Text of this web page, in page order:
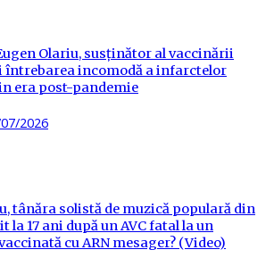
Olariu, susținător al vaccinării
întrebarea incomodă a infarctelor
era post-pandemie
2026
tânăra solistă de muzică populară din
la 17 ani după un AVC fatal la un
cu ARN mesager? (Video)